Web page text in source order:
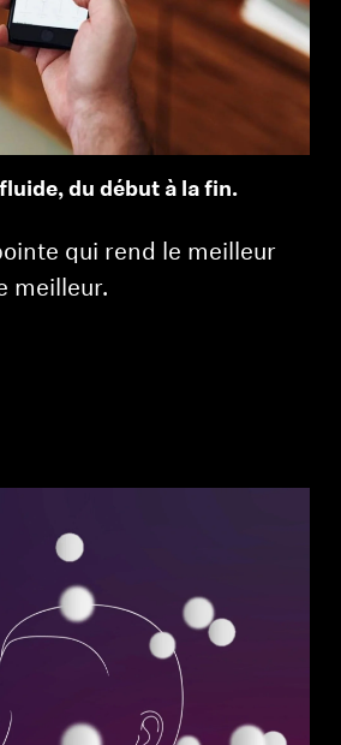
du début à la fin.
qui rend le meilleur
meilleur.